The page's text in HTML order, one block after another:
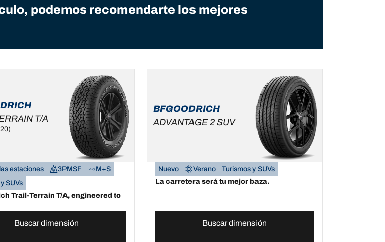
podemos recomendarte los mejores
T/A
estaciones 3PMSF
M+S
SUVs
Trail-Terrain T/A, engineered to
Buscar dimensión
BFGOODRICH
ADVANTAGE 2 SUV
Nuevo Verano
Turismos y SUVs
La carretera será tu mejor baza.
Buscar dimensión